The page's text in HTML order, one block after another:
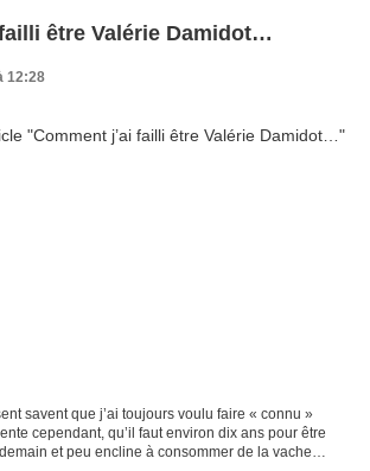
être Valérie Damidot…
12:28
savent que j’ai toujours voulu faire « connu »
cependant, qu’il faut environ dix ans pour être
et peu encline à consommer de la vache